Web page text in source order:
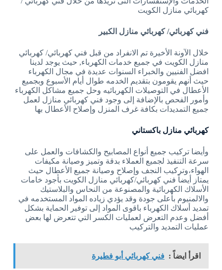
كهربائي منازل الكويت
فني كهربائي/ كهربائي منازل الكبير
خلال الآونة الأخيرة تم الانفراد من قبل فني كهربائي/ كهربائي
منازل الكويت في جميع خدمات الكهرباء, حيث يوجد لدينا
افضل الفنيين والخبراء السنوات عديدة في مجال الكهرباء
حيث أنهم يقومون بتقديم الخدمه طوال أيام الأسبوع وبجميع
الأعطال في التوصيلات الكهربائيه وحل جميع مشاكل الكهرباء
وأمور الفحص بالإضافة إلى وجود فني كهربائي منازل لعمل
جميع التمديدات بكافة غرف المنزل وإصلاح الأعطال بها
كهربائي منازل باكستاني
وأيضا تركيب جميع أنواع المصابيح والكشافات والعمل على
سرعة التنفيذ لجميع العملاء بدقة وتميز وصيانة مكيفات
الهواء،وتركيب النجف وإصلاح وصيانة جميع الأعطال حيث
يمتاز أيضاً فني كهربائي/كهربائي منازل الكويت بأجود خامات
الأسلاك الكهربائية والمصنوعة من النحاس والبلاستيك
والالمنيوم بأعلى جودة وقد يؤدي زياده المواد المستخدمه في
تمديد أسلاك الكهرباء باقوى المواد إلى توفير الحماية بشكل
أفضل وعدم التعرض لعمليات الكسر التي تتعرض لها بعض
عمليات التمديد والتركيب
اقرأ ايضاً : فني كهربائي أبو فطيرة